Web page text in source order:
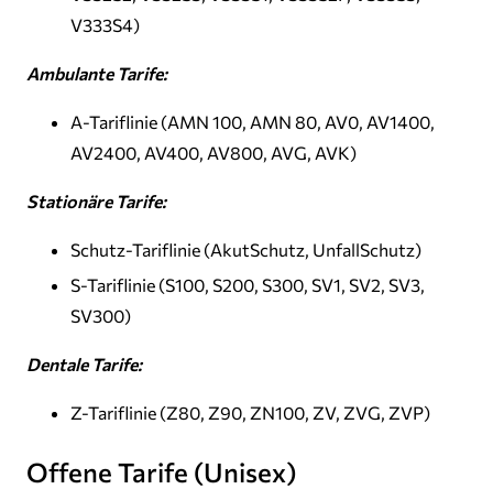
V333S4)
Ambulante Tarife:
A-Tariflinie (AMN 100, AMN 80, AV0, AV1400,
AV2400, AV400, AV800, AVG, AVK)
Stationäre Tarife:
Schutz-Tariflinie (AkutSchutz, UnfallSchutz)
S-Tariflinie (S100, S200, S300, SV1, SV2, SV3,
SV300)
Dentale Tarife:
Z-Tariflinie (Z80, Z90, ZN100, ZV, ZVG, ZVP)
Offene Tarife (Unisex)